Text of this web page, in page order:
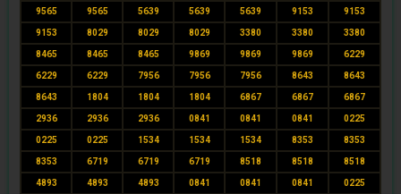
9565 9565 5639 5639 5639 9153 9153
9153 8029 8029 8029 3380 3380 3380
8465 8465 8465 9869 9869 9869 6229
6229 6229 7956 7956 7956 8643 8643
8643 1804 1804 1804 6867 6867 6867
2936 2936 2936 0841 0841 0841 0225
0225 0225 1534 1534 1534 8353 8353
8353 6719 6719 6719 8518 8518 8518
4893 4893 4893 0841 0841 0841 0225